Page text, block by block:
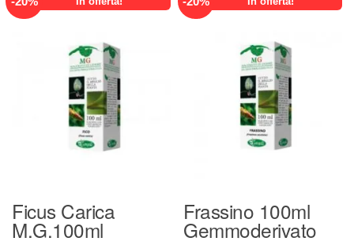
Ficus Carica
M.G.100ml
Frassino 100ml
Gemmoderivato